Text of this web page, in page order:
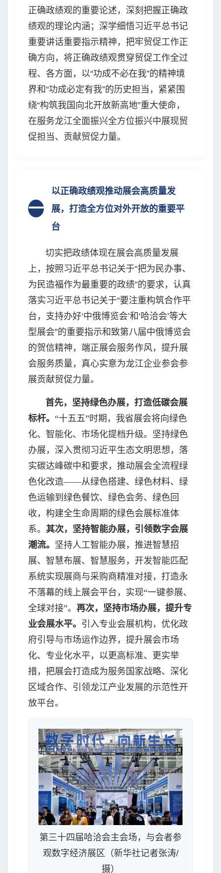
正确政绩观的重要论述，深刻把握正确政
绩观的理论内涵；深学细悟习近平总书记
重要讲话重要指示精神，把牢贸促工作正
确方向，将正确政绩观贯穿贸促工作全过
程、各方面，以“功成不必在我”的精神境
界和“功成必定有我”的历史担当，紧紧围
绕“构筑我国向北开放新高地”重大使命，
在服务龙江全面振兴全方位振兴中展现贸
促担当、贡献贸促力量。
一
以正确政绩观推动展会高质量发
展，打造全方位对外开放的重要平
台
切实把政绩体现在展会高质量发展
上，按照习近平总书记关于“把为民办事、
为民造福作为最重要的政绩”的要求，认真
落实习近平总书记关于“要注重构筑合作平
台，支持办好‘中俄博览会’和‘哈洽会’等大
型展会”的重要指示和致第八届中俄博览会
的贺信精神，端正展会服务作风，提升展
会服务质量，真心实意为龙江企业参会参
展贡献贸促力量。
首先，坚持绿色办展，打造低碳会展
标杆。 “十五五”时期，我省展会将向绿色
化、智能化、市场化提档升级。坚持绿色
办展，深入贯彻习近平生态文明思想，落
实碳达峰碳中和要求，推动展会全流程绿
色化改造——从绿色搭建、绿色材料、绿
色运输到绿色餐饮、绿色会务、绿色回
收，构建全生命周期的绿色会展标准体
系。 其次，坚持智能办展，引领数字会展
潮流。 坚持人工智能办展，推进智慧招
展、智慧布展、智慧服务，开发智能匹配
系统实现展商与采购商精准对接，打造永
不落幕的线上展会平台，实现“一键参展、
全球对接”。 再次，坚持市场办展，提升专
业会展水平。 引入专业会展机构，优化政
府引导与市场运作边界，提升展会市场
化、专业化水平，以更高标准、更实举
措，把展会打造成为服务国家战略、深化
区域合作、引领龙江产业发展的示范性开
放平台。
第三十四届哈洽会主会场，与会者参
观数字经济展区（新华社记者张涛/
摄）